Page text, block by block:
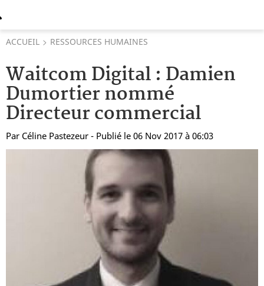
ACCUEIL RESSOURCES HUMAINES
Waitcom Digital : Damien
Dumortier nommé
Directeur commercial
Par Céline Pastezeur - Publié le 06 Nov 2017 à 06:03